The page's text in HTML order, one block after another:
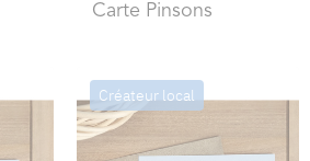
Carte Pinsons
Créateur local